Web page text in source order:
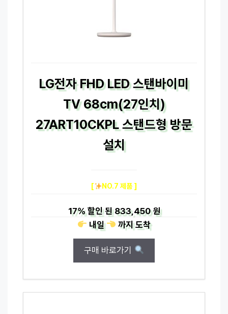
LG전자 FHD LED 스탠바이미
TV 68cm(27인치)
27ART10CKPL 스탠드형 방문
설치
[ NO.7 제품 ]
17%할인 된833,450 원
내일
까지도착
구매 바로가기